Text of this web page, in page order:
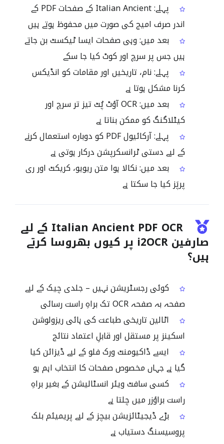
پہلے: Italian Ancient کے صفحات PDF کے
اندر صرف امیج کی صورت میں محفوظ ہوتے ہیں
بعد میں: وہی صفحات ایسا ٹیکسٹ بن جاتے
ہیں جس پر سرچ اور کوٹ کیا جا سکے
پہلے: نام، تاریخیں اور مقامات کو انڈیکس
کرنا مشکل ہوتا ہے
بعد میں: OCR آؤٹ پُٹ تیز تر سرچ اور
کیٹلاگنگ کو ممکن بناتا ہے
پہلے: آرکائیول PDF کو دوبارہ استعمال کرنے
کے لیے دستی ٹرانسکرپشن درکار ہوتی ہے
بعد میں: نکالا ہوا متن ریویو، کریکٹ اور ری
پرپَز کیا جا سکتا ہے
Italian Ancient PDF OCR کے لیے
صارفین i2OCR پر کیوں بھروسا کرتے
ہیں؟
کوئی رجسٹریشن نہیں – جلدی چیک کے لیے
صفحہ بہ صفحہ OCR تک براہِ راست رسائی
اٹالین تاریخی طباعت کی ہائی ریزولوشن
اسکینز پر مستقل اور قابلِ اعتماد نتائج
ایسے ڈاکیومنٹ ورک فلو کے لیے ڈیزائن کیا
گیا ہے جہاں مخصوص صفحات کا انتخاب اہم ہو
کسی سافٹ ویئر انسٹالیشن کے بغیر براہِ
راست براؤزر میں چلتا ہے
بڑے ڈیجیٹائزیشن بیچز کے لیے پریمیئم بلک
پروسیسنگ دستیاب ہے